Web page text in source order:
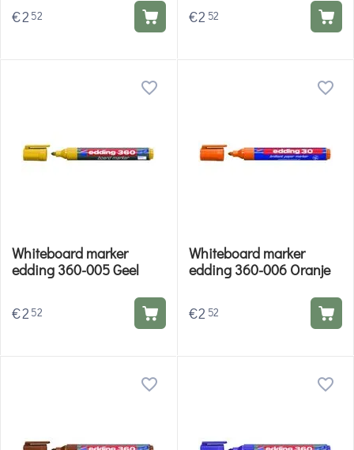
€2 52 €2 52
Whiteboard marker
edding 360-005 Geel
€2 52
Whiteboard marker
edding 360-006 Oranje
€2 52